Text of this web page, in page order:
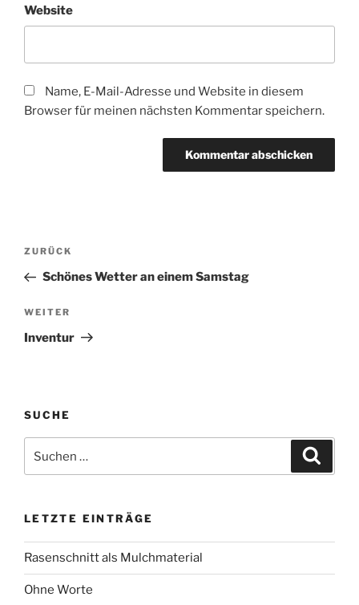
Website
Name, E-Mail-Adresse und Website in diesem
Browser für meinen nächsten Kommentar speichern.
Beitragsnavigation
Vorheriger
Beitrag
ZURÜCK
Schönes Wetter an einem Samstag
Nächster
Beitrag
WEITER
Inventur
SUCHE
nach:
LETZTE EINTRÄGE
Rasenschnitt als Mulchmaterial
Ohne Worte